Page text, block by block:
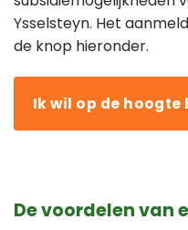
Ysselsteyn. Het
de knop hieronder.
Ik wil op de hoogte
De voordelen van